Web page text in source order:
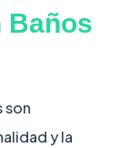
Baños
son
y la